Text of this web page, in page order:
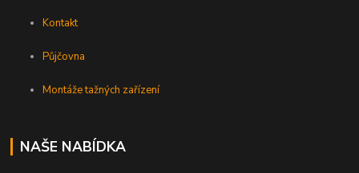
Kontakt
Půjčovna
Montáže tažných zařízení
NAŠE NABÍDKA